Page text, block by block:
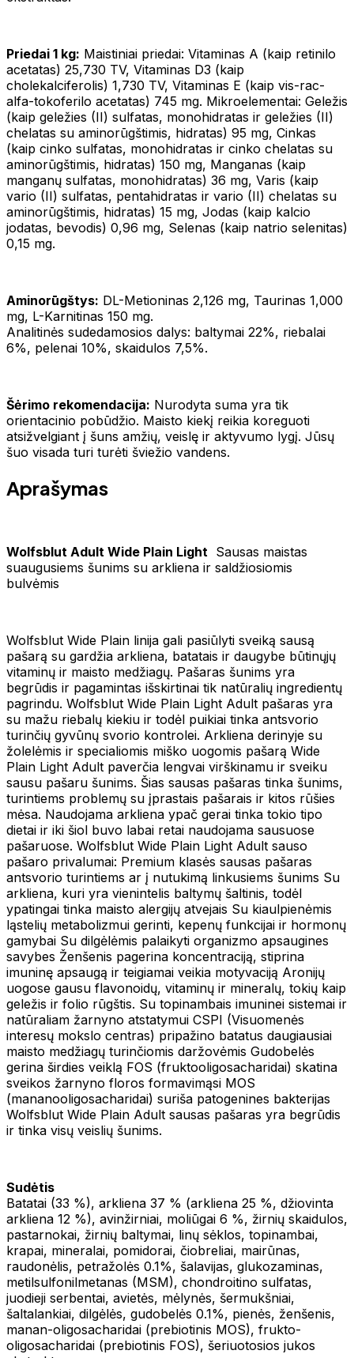
Priedai 1 kg: Maistiniai priedai: Vitaminas A (kaip retinilo
acetatas) 25,730 TV, Vitaminas D3 (kaip
cholekalciferolis) 1,730 TV, Vitaminas E (kaip vis-rac-
alfa-tokoferilo acetatas) 745 mg. Mikroelementai: Geležis
(kaip geležies (II) sulfatas, monohidratas ir geležies (II)
chelatas su aminorūgštimis, hidratas) 95 mg, Cinkas
(kaip cinko sulfatas, monohidratas ir cinko chelatas su
aminorūgštimis, hidratas) 150 mg, Manganas (kaip
manganų sulfatas, monohidratas) 36 mg, Varis (kaip
vario (II) sulfatas, pentahidratas ir vario (II) chelatas su
aminorūgštimis, hidratas) 15 mg, Jodas (kaip kalcio
jodatas, bevodis) 0,96 mg, Selenas (kaip natrio selenitas)
0,15 mg.
Aminorūgštys: DL-Metioninas 2,126 mg, Taurinas 1,000
mg, L-Karnitinas 150 mg.
Analitinės sudedamosios dalys: baltymai 22%, riebalai
6%, pelenai 10%, skaidulos 7,5%.
Šėrimo rekomendacija: Nurodyta suma yra tik
orientacinio pobūdžio. Maisto kiekį reikia koreguoti
atsižvelgiant į šuns amžių, veislę ir aktyvumo lygį. Jūsų
šuo visada turi turėti šviežio vandens.
Aprašymas
Wolfsblut Adult Wide Plain Light Sausas maistas
suaugusiems šunims su arkliena ir saldžiosiomis
bulvėmis
Wolfsblut Wide Plain linija gali pasiūlyti sveiką sausą
pašarą su gardžia arkliena, batatais ir daugybe būtinųjų
vitaminų ir maisto medžiagų. Pašaras šunims yra
begrūdis ir pagamintas išskirtinai tik natūralių ingredientų
pagrindu. Wolfsblut Wide Plain Light Adult pašaras yra
su mažu riebalų kiekiu ir todėl puikiai tinka antsvorio
turinčių gyvūnų svorio kontrolei. Arkliena derinyje su
žolelėmis ir specialiomis miško uogomis pašarą Wide
Plain Light Adult paverčia lengvai virškinamu ir sveiku
sausu pašaru šunims. Šias sausas pašaras tinka šunims,
turintiems problemų su įprastais pašarais ir kitos rūšies
mėsa. Naudojama arkliena ypač gerai tinka tokio tipo
dietai ir iki šiol buvo labai retai naudojama sausuose
pašaruose. Wolfsblut Wide Plain Light Adult sauso
pašaro privalumai: Premium klasės sausas pašaras
antsvorio turintiems ar į nutukimą linkusiems šunims Su
arkliena, kuri yra vienintelis baltymų šaltinis, todėl
ypatingai tinka maisto alergijų atvejais Su kiaulpienėmis
ląstelių metabolizmui gerinti, kepenų funkcijai ir hormonų
gamybai Su dilgėlėmis palaikyti organizmo apsaugines
savybes Ženšenis pagerina koncentraciją, stiprina
imuninę apsaugą ir teigiamai veikia motyvaciją Aronijų
uogose gausu flavonoidų, vitaminų ir mineralų, tokių kaip
geležis ir folio rūgštis. Su topinambais imuninei sistemai ir
natūraliam žarnyno atstatymui CSPI (Visuomenės
interesų mokslo centras) pripažino batatus daugiausiai
maisto medžiagų turinčiomis daržovėmis Gudobelės
gerina širdies veiklą FOS (fruktooligosacharidai) skatina
sveikos žarnyno floros formavimąsi MOS
(mananooligosacharidai) suriša patogenines bakterijas
Wolfsblut Wide Plain Adult sausas pašaras yra begrūdis
ir tinka visų veislių šunims.
Sudėtis
Batatai (33 %), arkliena 37 % (arkliena 25 %, džiovinta
arkliena 12 %), avinžirniai, moliūgai 6 %, žirnių skaidulos,
pastarnokai, žirnių baltymai, linų sėklos, topinambai,
krapai, mineralai, pomidorai, čiobreliai, mairūnas,
raudonėlis, petražolės 0.1%, šalavijas, glukozaminas,
metilsulfonilmetanas (MSM), chondroitino sulfatas,
juodieji serbentai, avietės, mėlynės, šermukšniai,
šaltalankiai, dilgėlės, gudobelės 0.1%, pienės, ženšenis,
manan-oligosacharidai (prebiotinis MOS), frukto-
oligosacharidai (prebiotinis FOS), šeriuotosios jukos